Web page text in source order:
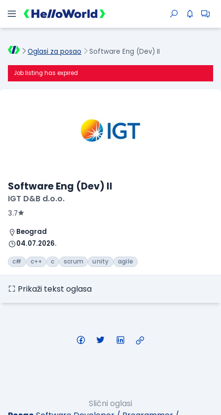
Oglasi za posao Software Eng (Dev) II
Job listing has expired
Software Eng (Dev) II
IGT D&B d.o.o.
3.7
Beograd
04.07.2026.
c# c++ c scrum unity agile
Prikaži tekst oglasa
Slični oglasi